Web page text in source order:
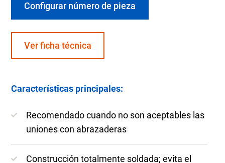
Configurar número de pieza
Ver ficha técnica
Características principales:
Recomendado cuando no son aceptables las
uniones con abrazaderas
Construcción totalmente soldada; evita el